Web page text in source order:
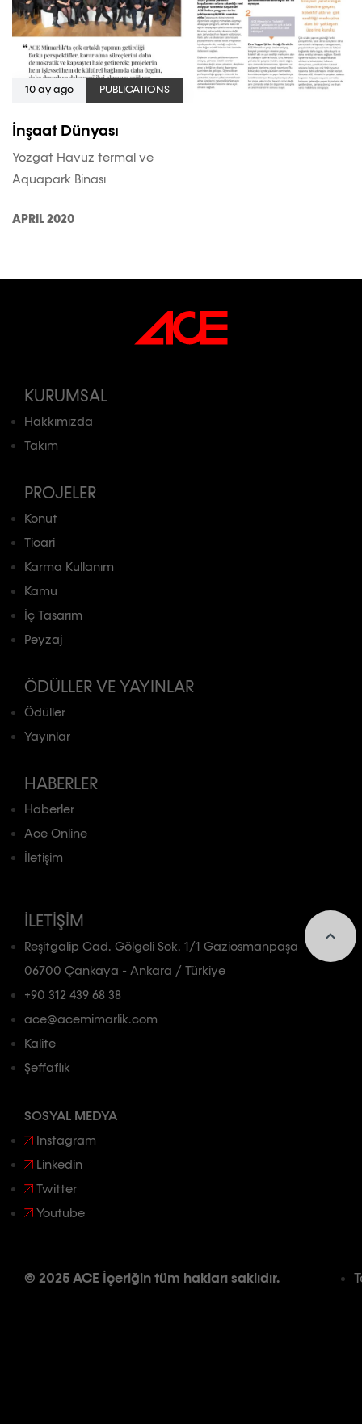
10 ay ago PUBLICATIONS
İnşaat Dünyası
Yozgat Havuz termal ve
Aquapark Binası
APRIL 2020
KURUMSAL
Hakkımızda
Takım
PROJELER
Konut
Ticari
Karma Kullanım
Kamu
İç Tasarım
Peyzaj
ÖDÜLLER VE YAYINLAR
Ödüller
Yayınlar
HABERLER
Haberler
Ace Online
İletişim
İLETIŞIM
Reşitgalip Cad. Gölgeli Sok. 1/1 Gaziosmanpaşa
06700 Çankaya - Ankara / Türkiye
+90 312 439 68 38
ace@acemimarlik.com
Kalite
Şeffaflık
SOSYAL MEDYA
Instagram
Linkedin
Twitter
Youtube
© 2025 ACE İçeriğin tüm hakları saklıdır.